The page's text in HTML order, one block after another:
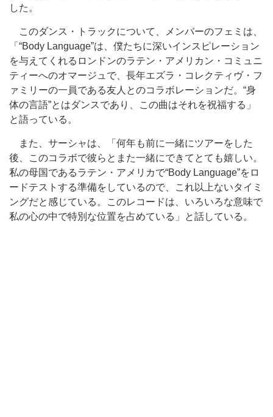
した。
このダンス・トラックについて、メンバーのフェミは、
「“Body Language”は、僕たちに深いインスピレーション
を与えてくれるロンドンのラテン・アメリカン・コミュニ
ティーへのオマージュで、長年エズラ・コレクティヴ・フ
ァミリーの一員である友人とのコラボレーションだ。“身
体の言語”とはダンスであり、この曲はそれを祝福する」
と語っている。
また、サーシャは、「何年も前に一緒にツアーをした
後、このコラボで彼らとまた一緒にできてとても嬉しい。
私の母国であるラテン・アメリカで“Body Language”をロ
ードテストする準備をしているので、これ以上ないタイミ
ングだと感じている。このレコードは、いろいろな意味で
私の心の中で特別な位置を占めている」と話している。